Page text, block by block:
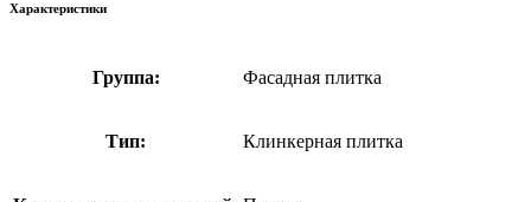
Характеристики
Группа: Фасадная плитка
Тип: Клинкерная плитка